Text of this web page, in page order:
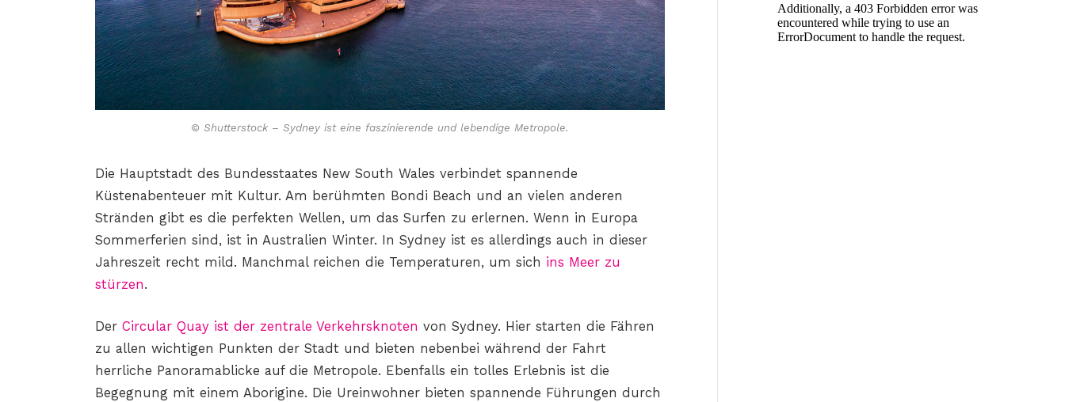
© Shutterstock – Sydney ist eine faszinierende und lebendige Metropole.
Die Hauptstadt des Bundesstaates New South Wales verbindet spannende
Küstenabenteuer mit Kultur. Am berühmten Bondi Beach und an vielen anderen
Stränden gibt es die perfekten Wellen, um das Surfen zu erlernen. Wenn in Europa
Sommerferien sind, ist in Australien Winter. In Sydney ist es allerdings auch in dieser
Jahreszeit recht mild. Manchmal reichen die Temperaturen, um sich ins Meer zu
stürzen.
Der Circular Quay ist der zentrale Verkehrsknoten von Sydney. Hier starten die Fähren
zu allen wichtigen Punkten der Stadt und bieten nebenbei während der Fahrt
herrliche Panoramablicke auf die Metropole. Ebenfalls ein tolles Erlebnis ist die
Begegnung mit einem Aborigine. Die Ureinwohner bieten spannende Führungen durch